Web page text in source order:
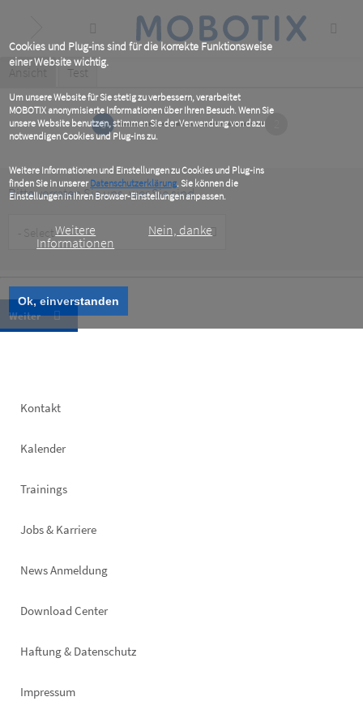
Cookies und Plug-ins sind für die korrekte Funktionsweise
einer Website wichtig.
Um unsere Website für Sie stetig zu verbessern, verarbeitet
MOBOTIX anonymisierte Informationen über Ihren Besuch. Wenn Sie
unsere Website benutzen, stimmen Sie der Verwendung von dazu
notwendigen Cookies und Plug-ins zu.
Weitere Informationen und Einstellungen zu Cookies und Plug-ins
finden Sie in unsererDatenschutzerklärung. Sie können die
Einstellungen in Ihren Browser-Einstellungen anpassen.
Weitere
Informationen
Nein, danke
Ok, einverstanden
content
Primary
tabs
Ansicht (active
Test
1
Bitte verraten Sie uns, wer Sie sind
Type
Footer
Kontakt
Kalender
Trainings
Jobs & Karriere
News Anmeldung
Footer
Download Center
Haftung & Datenschutz
Impressum